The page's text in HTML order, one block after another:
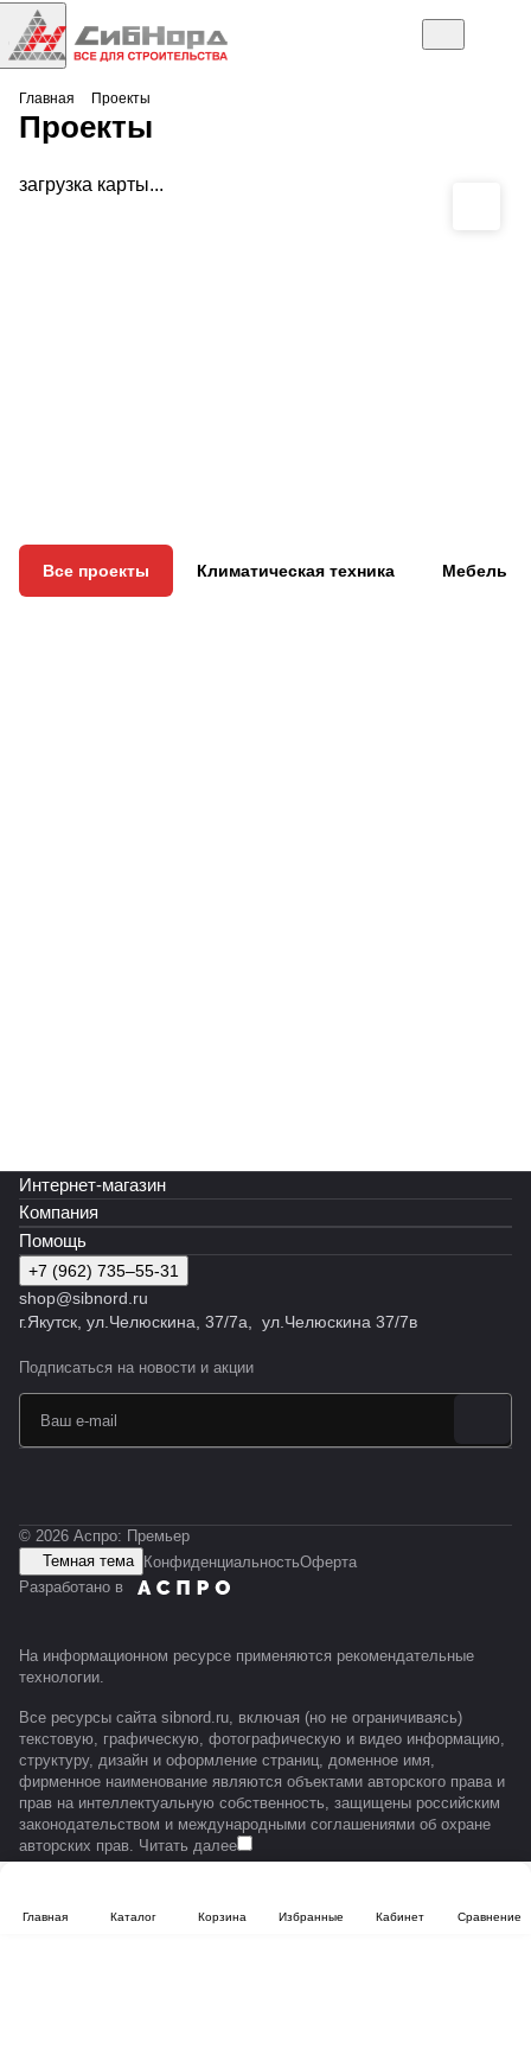
Главная Проекты
Проекты
загрузка карты...
Все проекты Климатическая техника Мебель
Главная Каталог Корзина Избранные Кабинет Сравнение
Интернет-магазин
Компания
Помощь
+7 (962) 735‒55-31
shop@sibnord.ru
​г.Якутск, ул.Челюскина, 37/7а, ул.Челюскина 37/7в
Подписаться на новости и акции
© 2026 Аспро: Премьер
Темная тема КонфиденциальностьОферта
Разработано в
На информационном ресурсе применяются рекомендательные
технологии.
Все ресурсы сайта sibnord.ru, включая (но не ограничиваясь)
текстовую, графическую, фотографическую и видео информацию,
структуру, дизайн и оформление страниц, доменное имя,
фирменное наименование являются объектами авторского права и
прав на интеллектуальную собственность, защищены российским
законодательством и международными соглашениями об охране
авторских прав. Читать далее